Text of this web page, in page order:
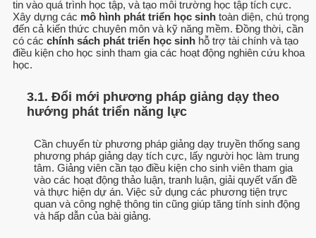
tin vào quá trình học tập, và tạo môi trường học tập tích cực.
Xây dựng các mô hình phát triển học sinh toàn diện, chú trọng
đến cả kiến thức chuyên môn và kỹ năng mềm. Đồng thời, cần
có các chính sách phát triển học sinh hỗ trợ tài chính và tạo
điều kiện cho học sinh tham gia các hoạt động nghiên cứu khoa
học.
3.1. Đổi mới phương pháp giảng dạy theo
hướng phát triển năng lực
Cần chuyển từ phương pháp giảng dạy truyền thống sang
phương pháp giảng dạy tích cực, lấy người học làm trung
tâm. Giảng viên cần tạo điều kiện cho sinh viên tham gia
vào các hoạt động thảo luận, tranh luận, giải quyết vấn đề
và thực hiện dự án. Việc sử dụng các phương tiện trực
quan và công nghệ thông tin cũng giúp tăng tính sinh động
và hấp dẫn của bài giảng.